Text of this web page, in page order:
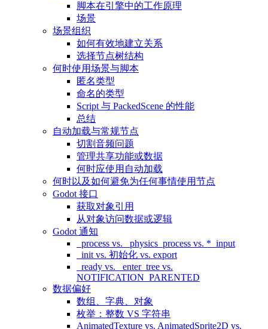
脚本在引擎中的工作原理
场景
场景组织
如何有效地建立关系
选择节点树结构
何时使用场景与脚本
匿名类型
命名的类型
Script 与 PackedScene 的性能
总结
自动加载与常规节点
切割音频问题
管理共享功能或数据
何时应使用自动加载
何时以及如何避免为任何事情使用节点
Godot 接口
获取对象引用
从对象访问数据或逻辑
Godot 通知
_process vs. _physics_process vs. *_input
_init vs. 初始化 vs. export
_ready vs. _enter_tree vs.
NOTIFICATION_PARENTED
数据偏好
数组、字典、对象
枚举：整数 VS 字符串
AnimatedTexture vs. AnimatedSprite2D vs.